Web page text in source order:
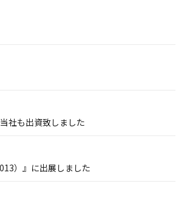
社も出資致しました
）』に出展しました